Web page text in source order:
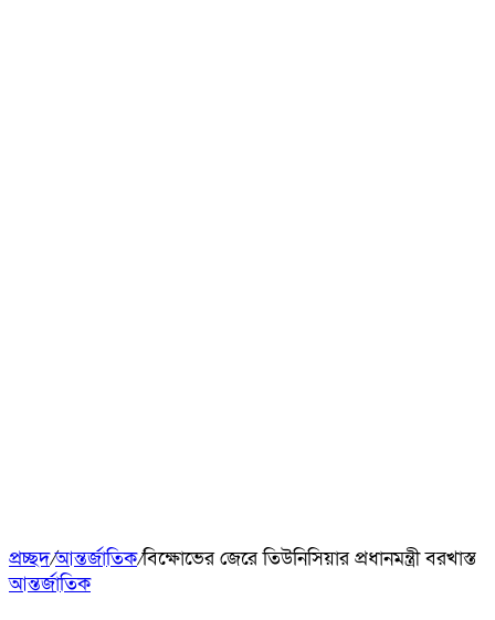
প্রচ্ছদ/আন্তর্জাতিক/বিক্ষোভের জেরে তিউনিসিয়ার প্রধানমন্ত্রী বরখাস্ত
আন্তর্জাতিক